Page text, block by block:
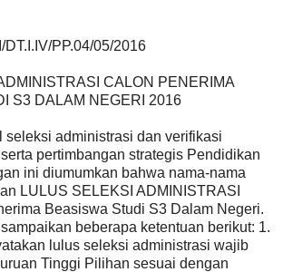
DT.I.IV/PP.04/05/2016
CALON PENERIMA
S3 DALAM NEGERI 2016
seleksi administrasi dan verifikasi
pertimbangan strategis Pendidikan
ini diumumkan bahwa nama-nama
LULUS SELEKSI ADMINISTRASI
Beasiswa Studi S3 Dalam Negeri.
beberapa ketentuan berikut: 1.
lulus seleksi administrasi wajib
Tinggi Pilihan sesuai dengan